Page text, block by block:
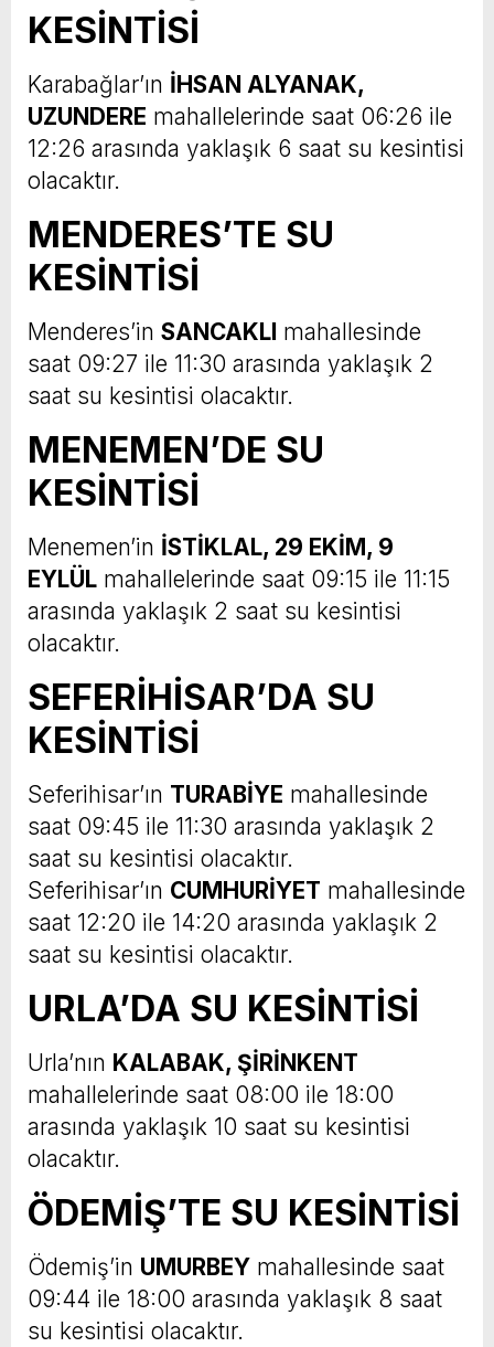
KESİNTİSİ
Karabağlar’ın İHSAN ALYANAK,
UZUNDERE mahallelerinde saat 06:26 ile
12:26 arasında yaklaşık 6 saat su kesintisi
olacaktır.
MENDERES’TE SU
KESİNTİSİ
Menderes’in SANCAKLI mahallesinde
saat 09:27 ile 11:30 arasında yaklaşık 2
saat su kesintisi olacaktır.
MENEMEN’DE SU
KESİNTİSİ
Menemen’in İSTİKLAL, 29 EKİM, 9
EYLÜL mahallelerinde saat 09:15 ile 11:15
arasında yaklaşık 2 saat su kesintisi
olacaktır.
SEFERİHİSAR’DA SU
KESİNTİSİ
Seferihisar’ın TURABİYE mahallesinde
saat 09:45 ile 11:30 arasında yaklaşık 2
saat su kesintisi olacaktır.
Seferihisar’ın CUMHURİYET mahallesinde
saat 12:20 ile 14:20 arasında yaklaşık 2
saat su kesintisi olacaktır.
URLA’DA SU KESİNTİSİ
Urla’nın KALABAK, ŞİRİNKENT
mahallelerinde saat 08:00 ile 18:00
arasında yaklaşık 10 saat su kesintisi
olacaktır.
ÖDEMİŞ’TE SU KESİNTİSİ
Ödemiş’in UMURBEY mahallesinde saat
09:44 ile 18:00 arasında yaklaşık 8 saat
su kesintisi olacaktır.